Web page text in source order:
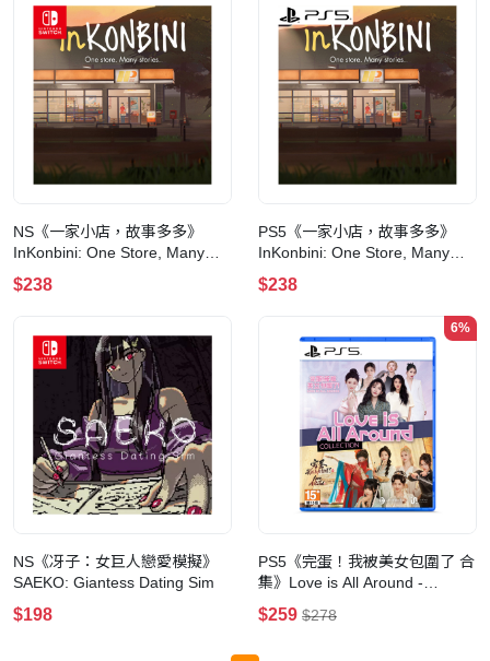
NS《一家小店，故事多多》
InKonbini: One Store, Many
Stories
$238
PS5《一家小店，故事多多》
InKonbini: One Store, Many
Stories
$238
NS《冴子：女巨人戀愛模擬》
SAEKO: Giantess Dating Sim
$198
6%
PS5《完蛋！我被美女包圍了 合
集》Love is All Around -
Collection
$259 $278